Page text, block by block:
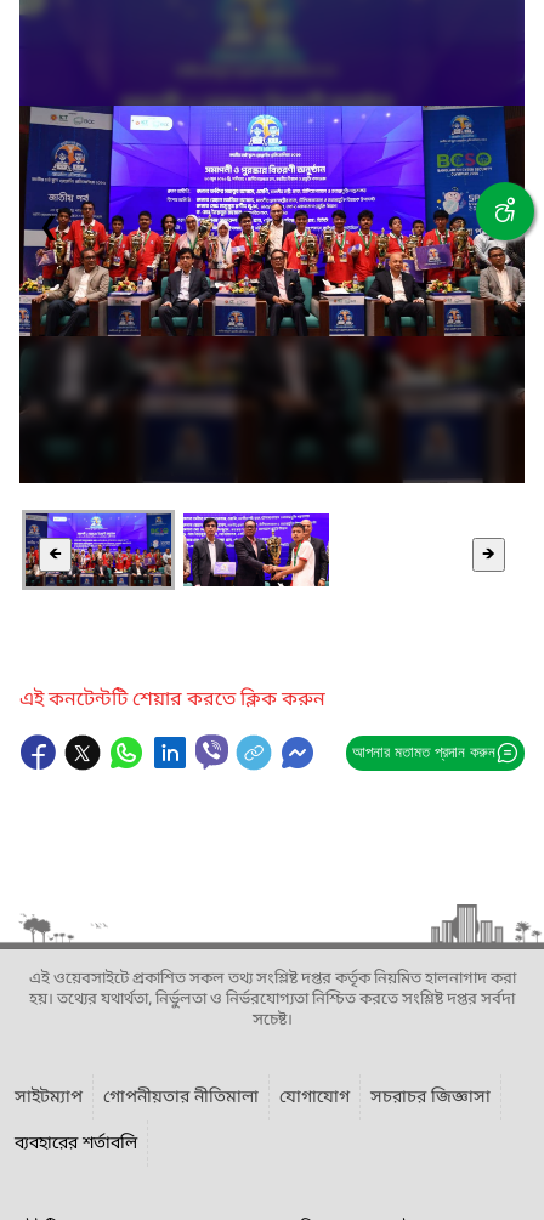
❮ ❯
🡸 🡺
এই কনটেন্টটি শেয়ার করতে ক্লিক করুন
আপনার মতামত প্রদান করুন
এই ওয়েবসাইটে প্রকাশিত সকল তথ্য সংশ্লিষ্ট দপ্তর কর্তৃক নিয়মিত হালনাগাদ করা
হয়। তথ্যের যথার্থতা, নির্ভুলতা ও নির্ভরযোগ্যতা নিশ্চিত করতে সংশ্লিষ্ট দপ্তর সর্বদা
সচেষ্ট।
সাইটম্যাপ গোপনীয়তার নীতিমালা যোগাযোগ
সচরাচর জিজ্ঞাসা
ব্যবহারের শর্তাবলি